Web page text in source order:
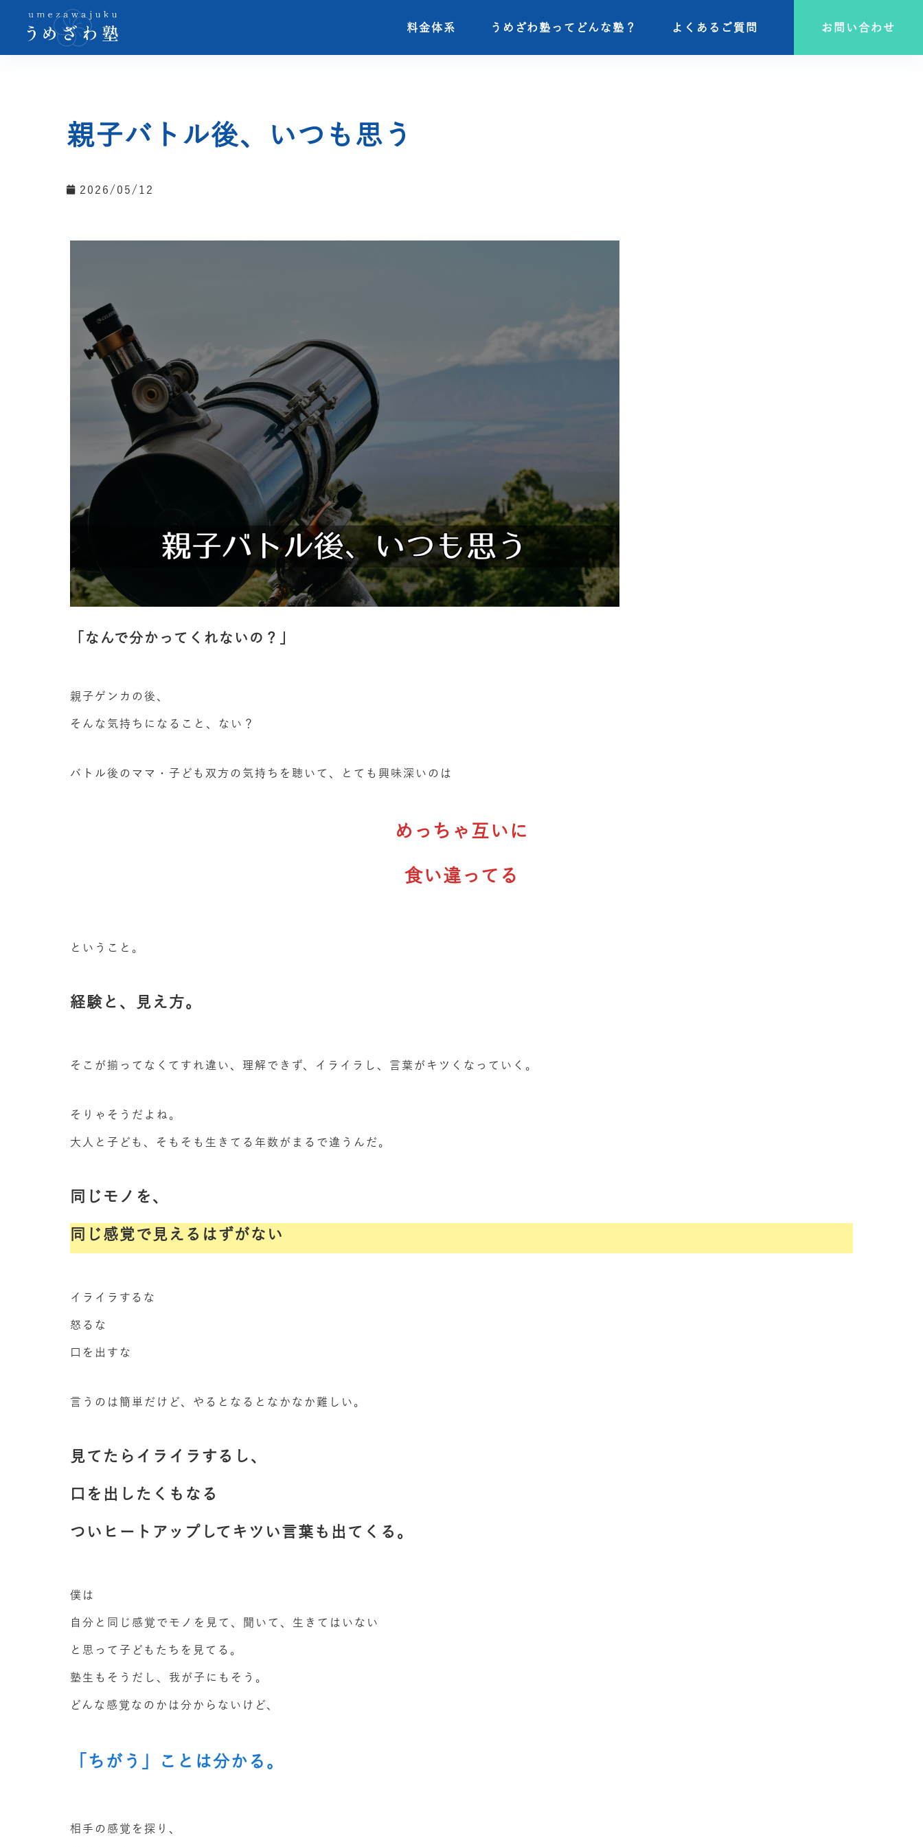
料金体系 うめざわ塾ってどんな塾？ よくあるご質問 お問い合わせ
料金体系 うめざわ塾ってどんな塾？ よくあるご質問 お問い合わせ
親子バトル後、いつも思う
2026/05/12
「なんで分かってくれないの？」
親子ゲンカの後、
そんな気持ちになること、ない？
バトル後のママ・子ども双方の気持ちを聴いて、とても興味深いのは
めっちゃ互いに
食い違ってる
ということ。
経験と、見え方。
そこが揃ってなくてすれ違い、理解できず、イライラし、言葉がキツくなっていく。
そりゃそうだよね。
大人と子ども、そもそも生きてる年数がまるで違うんだ。
同じモノを、
同じ感覚で見えるはずがない
イライラするな
怒るな
口を出すな
言うのは簡単だけど、やるとなるとなかなか難しい。
見てたらイライラするし、
口を出したくもなる
ついヒートアップしてキツい言葉も出てくる。
僕は
自分と同じ感覚でモノを見て、聞いて、生きてはいない
と思って子どもたちを見てる。
塾生もそうだし、我が子にもそう。
どんな感覚なのかは分からないけど、
「ちがう」ことは分かる。
相手の感覚を探り、